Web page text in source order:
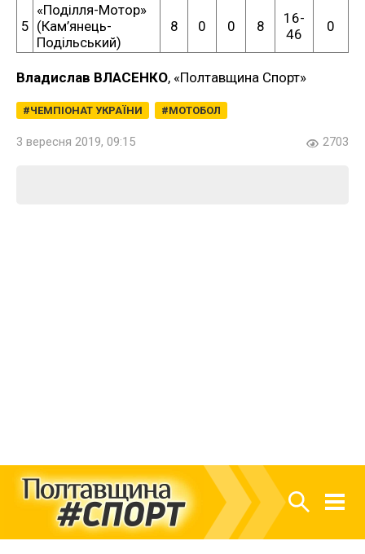
5
«Поділля-Мотор»
(Кам’янець-
Подільський)
8 0 0 8
16-
46
0
Владислав ВЛАСЕНКО, «Полтавщина Спорт»
ЧЕМПІОНАТ УКРАЇНИ МОТОБОЛ
3 вересня 2019, 09:15 2703